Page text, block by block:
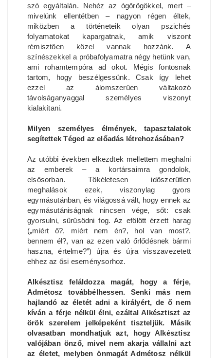
szó egyáltalán. Nehéz az ógörögökkel, mert –
mivelünk ellentétben – nagyon régen éltek,
miközben a történeteik olyan pszichés
folyamatokat kapargatnak, amik viszont
rémisztően közel vannak hozzánk. A
színészekkel a próbafolyamatra négy hetünk van,
ami rohamtempóra ad okot. Mégis fontosnak
tartom, hogy beszélgessünk. Csak így lehet
ezzel az álomszerűen váltakozó
távolságanyaggal személyes viszonyt
kialakítani.
Milyen személyes élmények, tapasztalatok
segítettek Téged az előadás létrehozásában?
Az utóbbi években elkezdtek mellettem meghalni
az emberek – a kortársaimra gondolok,
elsősorban. Tökéletesen időszerűtlen
meghalások ezek, viszonylag gyors
egymásutánban, és világossá vált, hogy ennek az
egymásutániságnak nincsen vége, sőt: csak
gyorsulni, sűrűsödni fog. Az efölött érzett harag
(„miért ő?, miért nem én?, hol van most?,
bennem él?, van az ezen való őrlődésnek bármi
haszna, értelme?”) újra és újra visszavezetett
ehhez az ősi eseménysorhoz.
Alkésztisz feláldozza magát, hogy a férje,
Admétosz továbbélhessen. Senki más nem
hajlandó az életét adni a királyért, de ő nem
kíván a férje nélkül élni, ezáltal Alkésztiszt az
örök szerelem jelképeként tiszteljük. Másik
olvasatban mondhatjuk azt, hogy Alkésztisz
valójában önző, mivel nem akarja vállalni azt
az életet, melyben önmagát Admétosz nélkül